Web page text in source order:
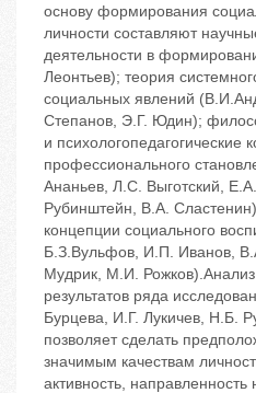
основу формирования
личности составляют
деятельности в
Леонтьев); теория
социальных явлений
Степанов, Э.Г. Юдин);
и психологопедагогические
профессионального
Ананьев, Л.С. Выготский,
Рубинштейн, В.А.
концепции социального
Б.З.Вульфов, И.П. Иванов,
Мудрик, М.И.
результатов ряда
Бурцева, И.Г. Лукичев, Н.Б.
позволяет сделать
значимым качествам
активность,